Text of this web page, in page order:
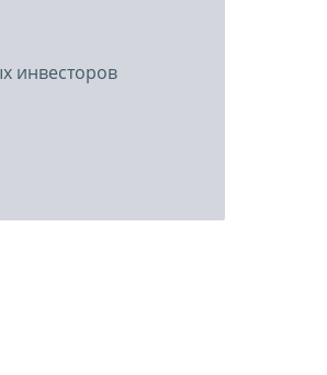
инвесторов